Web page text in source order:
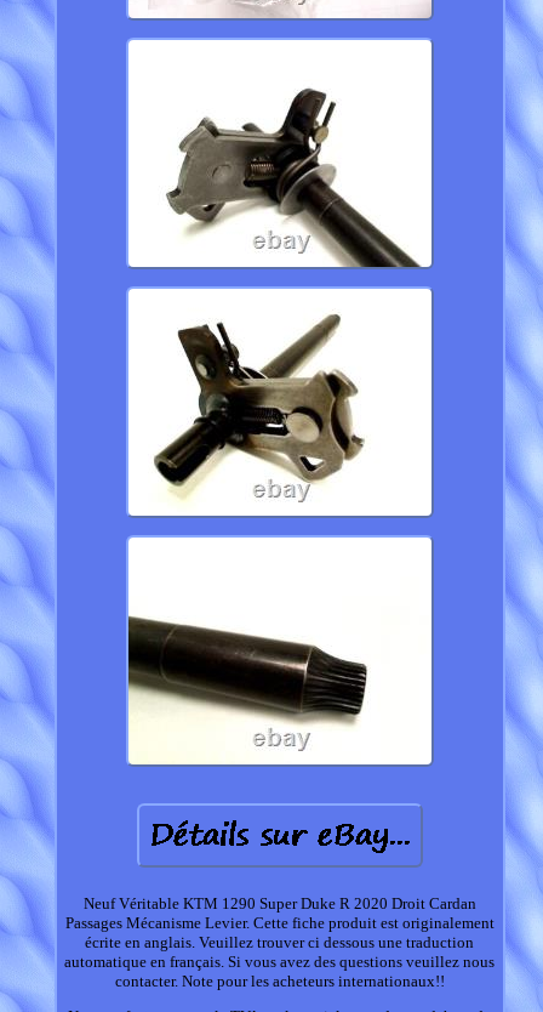
Neuf Véritable KTM 1290 Super Duke R 2020 Droit Cardan
Passages Mécanisme Levier. Cette fiche produit est originalement
écrite en anglais. Veuillez trouver ci dessous une traduction
automatique en français. Si vous avez des questions veuillez nous
contacter. Note pour les acheteurs internationaux!!